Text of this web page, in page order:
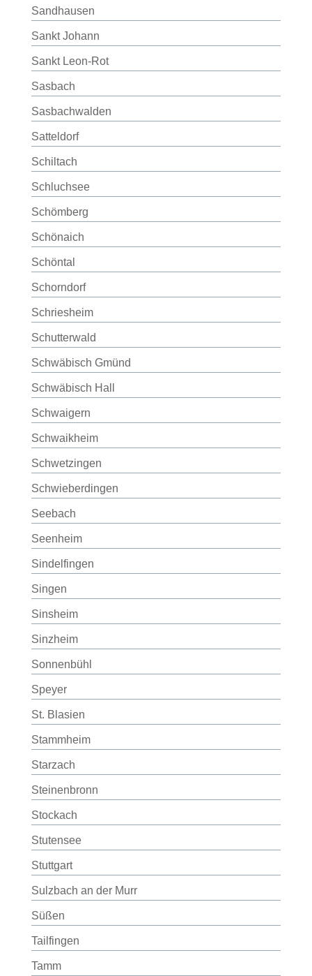
Sandhausen
Sankt Johann
Sankt Leon-Rot
Sasbach
Sasbachwalden
Satteldorf
Schiltach
Schluchsee
Schömberg
Schönaich
Schöntal
Schorndorf
Schriesheim
Schutterwald
Schwäbisch Gmünd
Schwäbisch Hall
Schwaigern
Schwaikheim
Schwetzingen
Schwieberdingen
Seebach
Seenheim
Sindelfingen
Singen
Sinsheim
Sinzheim
Sonnenbühl
Speyer
St. Blasien
Stammheim
Starzach
Steinenbronn
Stockach
Stutensee
Stuttgart
Sulzbach an der Murr
Süßen
Tailfingen
Tamm